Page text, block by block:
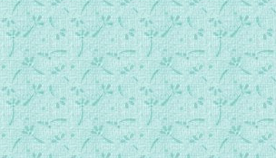
020.常年期第3周星期六日间祷.mp3
021.常年期第4周星期日日间祷.mp3
022.常年期第4周星期一日间祷.mp3
023.常年期第4周星期二日间祷.mp3
024.常年期第4周星期三日间祷.mp3